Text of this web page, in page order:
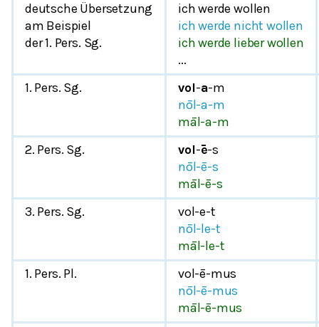
deutsche Übersetzung
am Beispiel
der 1. Pers. Sg.
ich werde wollen
ich werde nicht wollen
ich werde lieber wollen
...
1. Pers. Sg.
vol-a-m
nōl-a-m
māl-a-m
2. Pers. Sg.
vol-ē-s
nōl-ē-s
māl-ē-s
3. Pers. Sg.
vol-e-t
nōl-le-t
māl-le-t
1. Pers. Pl.
vol-ē-mus
nōl-ē-mus
māl-ē-mus